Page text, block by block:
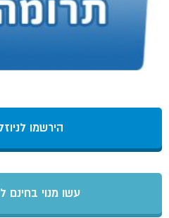
הירשמו
עשו מנוי בחינם